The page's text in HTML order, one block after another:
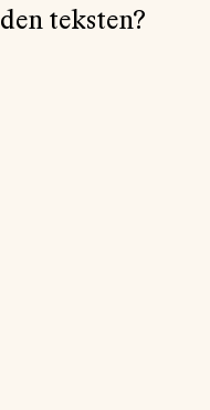
teksten?